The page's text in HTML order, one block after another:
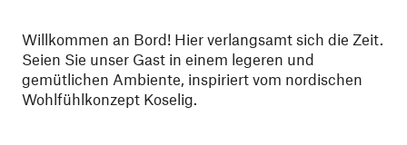
Willkommen an Bord! Hier verlangsamt sich die Zeit.
Seien Sie unser Gast in einem legeren und
gemütlichen Ambiente, inspiriert vom nordischen
Wohlfühlkonzept Koselig.